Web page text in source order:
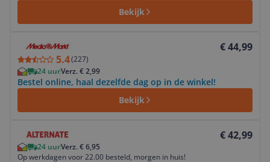
Bekijk
5.4(227)
€ 44,99
24 uurVerz. € 2,99
Bestel online, haal dezelfde dag op in de winkel!
Bekijk
€ 42,99
24 uurVerz. € 6,95
Op werkdagen voor 22.00 besteld, morgen in huis!